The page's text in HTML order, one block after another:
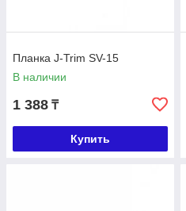
Планка J-Trim SV-15
В наличии
1 388 ₸
Купить